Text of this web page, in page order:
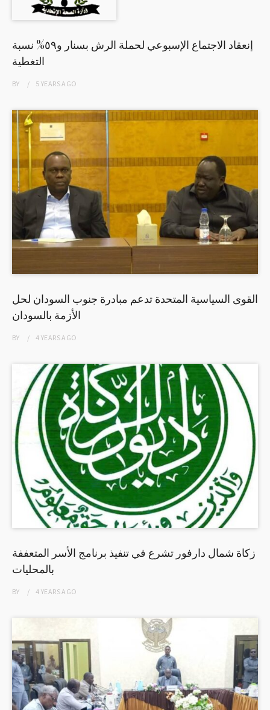
إنعقاد الاجتماع الإسبوعي لحملة الرش بسنار و٥٩% نسبة
التغطية
BY 5 YEARSAGO
القوى السياسية المتحدة تدعم مبادرة جنوب السودان لحل
الأزمة بالسودان
BY 4 YEARSAGO
زكاة شمال دارفور تشرع في تنفيذ برنامج الأسر المتعففة
بالمحليات
BY 4 YEARSAGO